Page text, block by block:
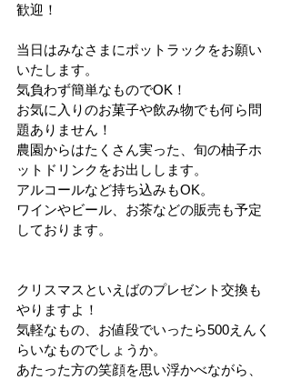
歓迎！
当日はみなさまにポットラックをお願い
いたします。
気負わず簡単なものでOK！
お気に入りのお菓子や飲み物でも何ら問
題ありません！
農園からはたくさん実った、旬の柚子ホ
ットドリンクをお出しします。
アルコールなど持ち込みもOK。
ワインやビール、お茶などの販売も予定
しております。
クリスマスといえばのプレゼント交換も
やりますよ！
気軽なもの、お値段でいったら500えんく
らいなものでしょうか。
あたった方の笑顔を思い浮かべながら、